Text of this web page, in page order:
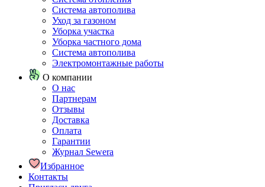
Система автополива
Уход за газоном
Уборка участка
Уборка частного дома
Система автополива
Электромонтажные работы
О компании
О нас
Партнерам
Отзывы
Доставка
Оплата
Гарантии
Журнал Sewera
Избранное
Контакты